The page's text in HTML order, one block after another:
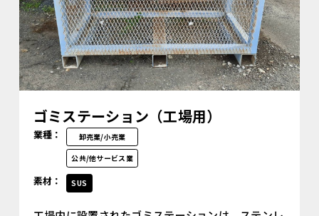
ゴミステーション（工場用）
業種： 卸売業/小売業
公共/他サービス業
素材： SUS